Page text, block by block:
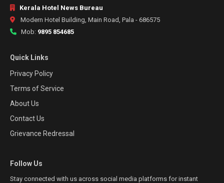
Kerala Hotel News Bureau
Modern Hotel Building, Main Road, Pala - 686575
Mob: 9895 854685
Quick Links
Privacy Policy
Terms of Service
About Us
Contact Us
Grievance Redressal
Follow Us
Stay connected with us across social media platforms for instant